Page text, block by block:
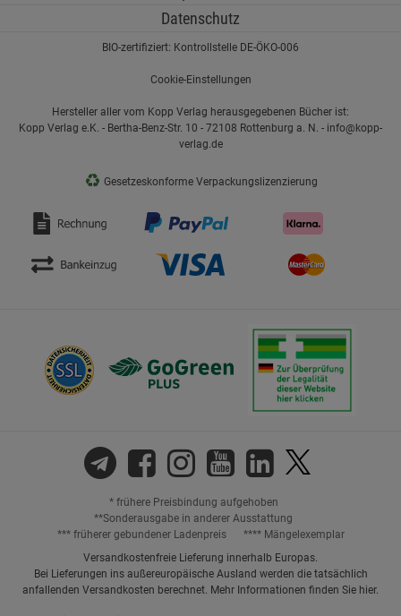
Datenschutz
BIO-zertifiziert: Kontrollstelle DE-ÖKO-006
Cookie-Einstellungen
Hersteller aller vom Kopp Verlag herausgegebenen Bücher ist:
Kopp Verlag e.K. - Bertha-Benz-Str. 10 - 72108 Rottenburg a. N. - info@kopp-
verlag.de
♻ Gesetzeskonforme Verpackungslizenzierung
* frühere Preisbindung aufgehoben
**Sonderausgabe in anderer Ausstattung
*** früherer gebundener Ladenpreis
**** Mängelexemplar
Versandkostenfreie Lieferung innerhalb Europas.
Bei Lieferungen ins außereuropäische Ausland werden die tatsächlich
anfallenden Versandkosten berechnet. Mehr Informationen finden Sie hier.